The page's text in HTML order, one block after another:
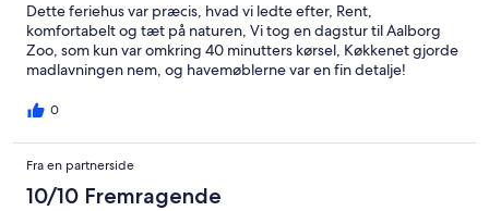
Dette feriehus var præcis, hvad vi ledte efter, Rent,
komfortabelt og tæt på naturen, Vi tog en dagstur til Aalborg
Zoo, som kun var omkring 40 minutters kørsel, Køkkenet gjorde
madlavningen nem, og havemøblerne var en fin detalje!
0
Fra en partnerside
10/10 Fremragende